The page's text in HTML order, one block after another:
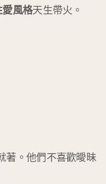
愛風格天生帶火。
著。他們不喜歡曖昧